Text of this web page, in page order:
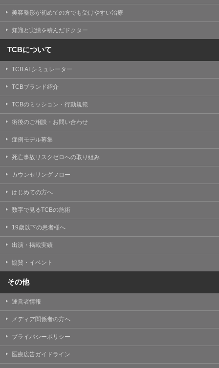
美容整形が初めての方でも受けやすい治療
知識と実績を積んだドクター
TCBについて
TCB AI シミュレーター
TCBブランド紹介
TCBのミッション・行動規範
術後のご相談・お問い合わせ
症例モデル募集
死亡事故リスクゼロへの取り組み
カウンセリングフロー
はじめての方へ
数字で見るTCBの施術
19歳以下の患者様へ
出演・掲載実績
協賛・イベント
その他
運営者情報
メディア関係者の方へ
プライバシーポリシー
医療広告ガイドライン